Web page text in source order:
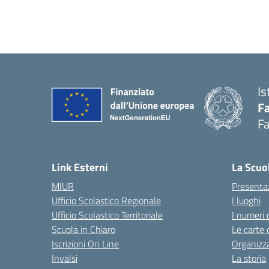
Link Esterni
MIUR
Ufficio Scolastico Regionale
Ufficio Scolastico Territoriale
Scuola in Chiaro
Iscrizioni On Line
Invalsi
La
I luoghi
I numeri
Le carte
La storia